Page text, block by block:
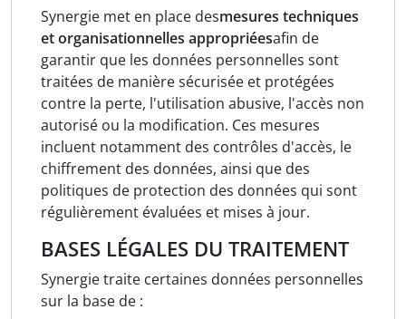
Synergie met en place desmesures techniques
et organisationnelles appropriéesafin de
garantir que les données personnelles sont
traitées de manière sécurisée et protégées
contre la perte, l'utilisation abusive, l'accès non
autorisé ou la modification. Ces mesures
incluent notamment des contrôles d'accès, le
chiffrement des données, ainsi que des
politiques de protection des données qui sont
régulièrement évaluées et mises à jour.
BASES LÉGALES DU TRAITEMENT
Synergie traite certaines données personnelles
sur la base de :